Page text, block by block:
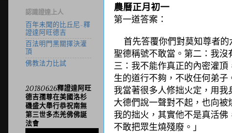
農曆正月初一
第一道答案：
首先答覆你們對莫知尊者
聖德稱號不敢當。第二： 我沒
三：我不能作真正的內密灌
生的道行不夠，不收任何弟子
我當著很多人修拙火定，用我
大德們說一聲對不起， 也向被
我的拙火，其實他不是真活佛
不敢把眾生燒殘廢。」
認識證達上人
百年未聞的比丘尼-釋
證達阿旺德吉
百法明門黑關擇決灌
頂
佛教法力比試
20180626釋證達阿旺
德吉孺尊在美國洛杉
磯盛大舉行恭祝南無
第三世多杰羌佛佛誕
法會